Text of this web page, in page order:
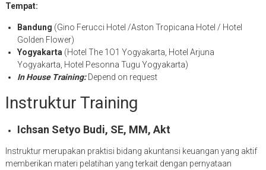
Tempat:
Bandung (Gino Ferucci Hotel /Aston Tropicana Hotel / Hotel
Golden Flower)
Yogyakarta (Hotel The 1O1 Yogyakarta, Hotel Arjuna
Yogyakarta, Hotel Pesonna Tugu Yogyakarta)
In House Training:Depend on request
Instruktur Training
Ichsan Setyo Budi, SE, MM, Akt
Instruktur merupakan praktisi bidang akuntansi keuangan yang aktif
memberikan materi pelatihan yang terkait dengan pernyataan